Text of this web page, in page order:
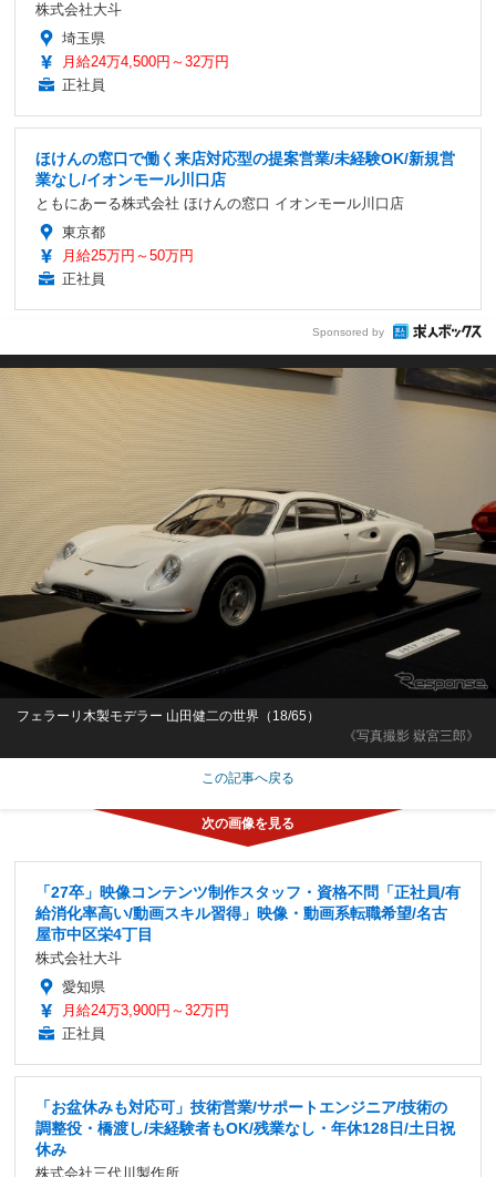
株式会社大斗
埼玉県
月給24万4,500円～32万円
正社員
ほけんの窓口で働く来店対応型の提案営業/未経験OK/新規営
業なし/イオンモール川口店
ともにあーる株式会社 ほけんの窓口 イオンモール川口店
東京都
月給25万円～50万円
正社員
Sponsored by
《写真撮影 嶽宮三郎》
フェラーリ木製モデラー 山田健二の世界（18/65）
この記事へ戻る
「27卒」映像コンテンツ制作スタッフ・資格不問「正社員/有
給消化率高い/動画スキル習得」映像・動画系転職希望/名古
屋市中区栄4丁目
株式会社大斗
愛知県
月給24万3,900円～32万円
正社員
「お盆休みも対応可」技術営業/サポートエンジニア/技術の
調整役・橋渡し/未経験者もOK/残業なし・年休128日/土日祝
休み
株式会社三代川製作所